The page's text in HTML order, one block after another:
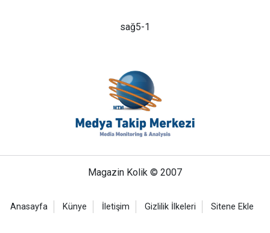
sağ5-1
Magazin Kolik © 2007
Anasayfa Künye İletişim Gizlilik İlkeleri Sitene Ekle